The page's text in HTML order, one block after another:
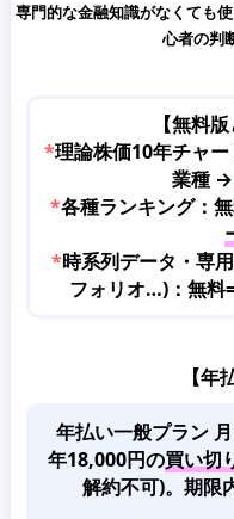
専門的な金融知識がなくても
心者の判
【無料
*理論株価10年チャ
業種
*各種ランキング：
*時系列データ・専
フォリオ…)：無
【
年払い一般プラン
年18,000円の買い切
解約不可)。期限